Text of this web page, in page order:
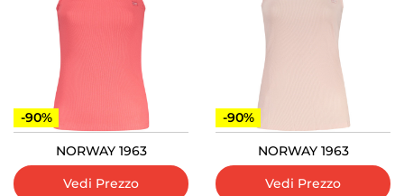
-90%
NORWAY 1963
Vedi Prezzo
-90%
NORWAY 1963
Vedi Prezzo